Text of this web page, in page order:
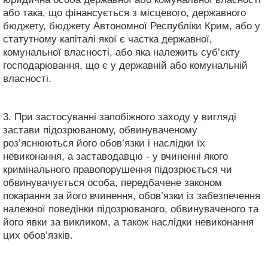
або така, що фінансується з місцевого, державного
бюджету, бюджету Автономної Республіки Крим, або у
статутному капіталі якої є частка державної,
комунальної власності, або яка належить суб’єкту
господарювання, що є у державній або комунальній
власності.
3. При застосуванні запобіжного заходу у вигляді
застави підозрюваному, обвинуваченому
роз’яснюються його обов’язки і наслідки їх
невиконання, а заставодавцю - у вчиненні якого
кримінального правопорушення підозрюється чи
обвинувачується особа, передбачене законом
покарання за його вчинення, обов’язки із забезпечення
належної поведінки підозрюваного, обвинуваченого та
його явки за викликом, а також наслідки невиконання
цих обов’язків.